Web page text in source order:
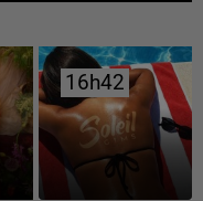
16h42
16h42